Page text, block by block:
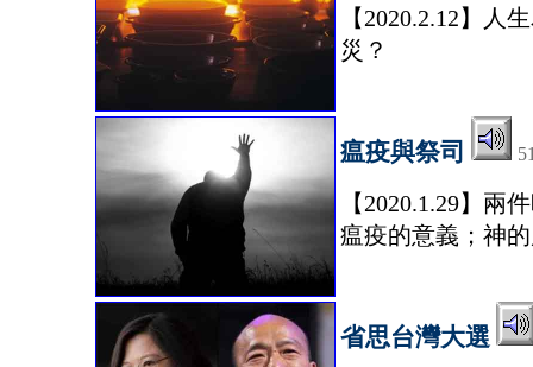
【2020.2.12】人
災？
瘟疫與祭司
【2020.1.29】
瘟疫的意義；神
省思台灣大選